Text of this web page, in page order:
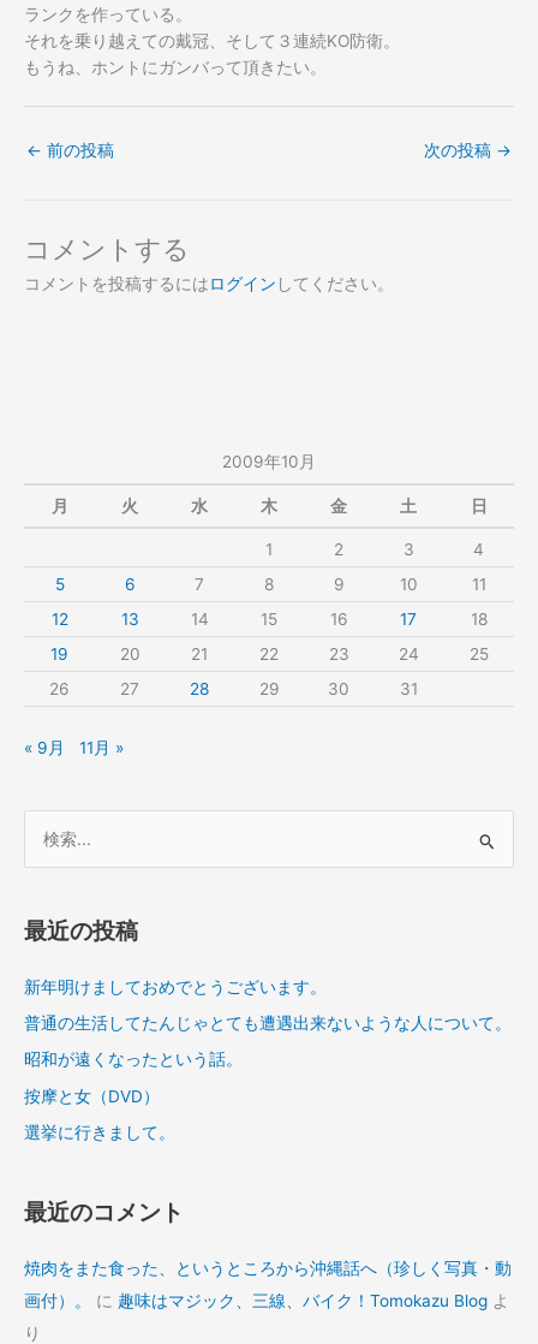
ランクを作っている。
それを乗り越えての戴冠、そして３連続KO防衛。
もうね、ホントにガンバって頂きたい。
← 前の投稿 次の投稿 →
コメントする
コメントを投稿するにはログイン してください。
2009年10月
月 火 水 木 金 土 日
1 2 3
4
5
6 7 8 9 10
11
12
13 14 15 16 17
18
19
20 21 22 23 24
25
26
27 28 29 30 31
« 9月 11月 »
象
最近の投稿
新年明けましておめでとうございます。
普通の生活してたんじゃとても遭遇出来ないような人について。
昭和が遠くなったという話。
按摩と女（DVD）
選挙に行きまして。
最近のコメント
焼肉をまた食った、というところから沖縄話へ（珍しく写真・動
画付）。
に 趣味はマジック、三線、バイク！Tomokazu Blog よ
り